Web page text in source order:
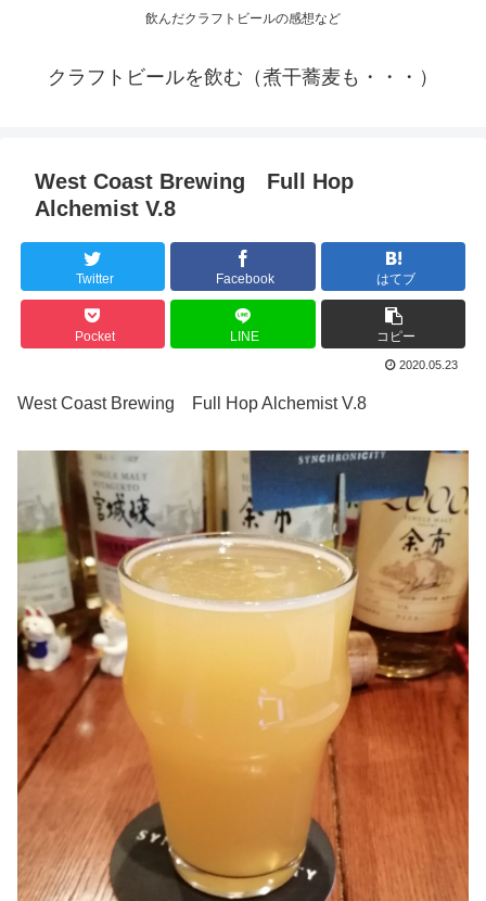
飲んだクラフトビールの感想など
クラフトビールを飲む（煮干蕎麦も・・・）
West Coast Brewing Full Hop
Alchemist V.8
Twitter Facebook はてブ
Pocket LINE コピー
2020.05.23
West Coast Brewing Full Hop Alchemist V.8